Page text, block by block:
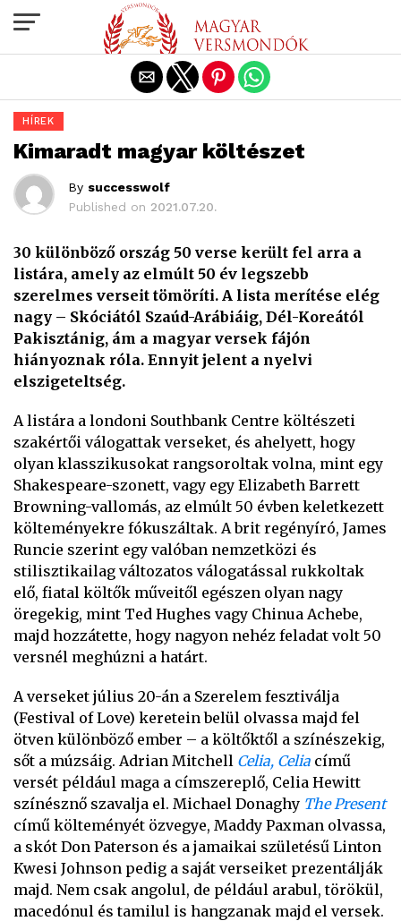
HÍREK
Kimaradt magyar költészet
By successwolf
Published on 2021.07.20.
30 különböző ország 50 verse került fel arra a
listára, amely az elmúlt 50 év legszebb
szerelmes verseit tömöríti. A lista merítése elég
nagy – Skóciától Szaúd-Arábiáig, Dél-Koreától
Pakisztánig, ám a magyar versek fájón
hiányoznak róla. Ennyit jelent a nyelvi
elszigeteltség.
A listára a londoni Southbank Centre költészeti
szakértői válogattak verseket, és ahelyett, hogy
olyan klasszikusokat rangsoroltak volna, mint egy
Shakespeare-szonett, vagy egy Elizabeth Barrett
Browning-vallomás, az elmúlt 50 évben keletkezett
költeményekre fókuszáltak. A brit regényíró, James
Runcie szerint egy valóban nemzetközi és
stilisztikailag változatos válogatással rukkoltak
elő, fiatal költők műveitől egészen olyan nagy
öregekig, mint Ted Hughes vagy Chinua Achebe,
majd hozzátette, hogy nagyon nehéz feladat volt 50
versnél meghúzni a határt.
A verseket július 20-án a Szerelem fesztiválja
(Festival of Love) keretein belül olvassa majd fel
ötven különböző ember – a költőktől a színészekig,
sőt a múzsáig. Adrian Mitchell Celia, Celia című
versét például maga a címszereplő, Celia Hewitt
színésznő szavalja el. Michael Donaghy The Present
című költeményét özvegye, Maddy Paxman olvassa,
a skót Don Paterson és a jamaikai születésű Linton
Kwesi Johnson pedig a saját verseiket prezentálják
majd. Nem csak angolul, de például arabul, törökül,
macedónul és tamilul is hangzanak majd el versek.
Exit mobile version